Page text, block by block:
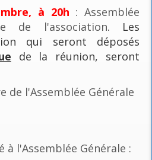
à 20h : Assemblée
de l'association. Les
qui seront déposés
de la réunion, seront
de l'Assemblée Générale
à l'Assemblée Générale :